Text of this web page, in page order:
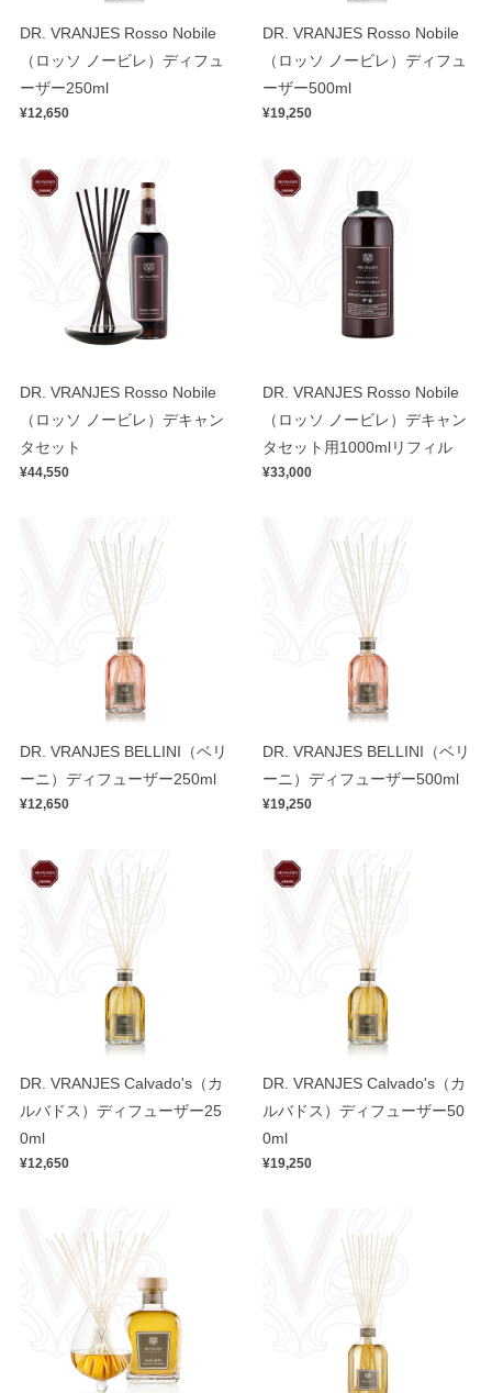
DR. VRANJES Rosso Nobile
（ロッソ ノービレ）ディフュ
ーザー250ml
¥12,650
DR. VRANJES Rosso Nobile
（ロッソ ノービレ）ディフュ
ーザー500ml
¥19,250
DR. VRANJES Rosso Nobile
（ロッソ ノービレ）デキャン
タセット
¥44,550
DR. VRANJES Rosso Nobile
（ロッソ ノービレ）デキャン
タセット用1000mlリフィル
¥33,000
DR. VRANJES BELLINI（ベリ
ーニ）ディフューザー250ml
¥12,650
DR. VRANJES BELLINI（ベリ
ーニ）ディフューザー500ml
¥19,250
DR. VRANJES Calvado's（カ
ルバドス）ディフューザー25
0ml
¥12,650
DR. VRANJES Calvado's（カ
ルバドス）ディフューザー50
0ml
¥19,250